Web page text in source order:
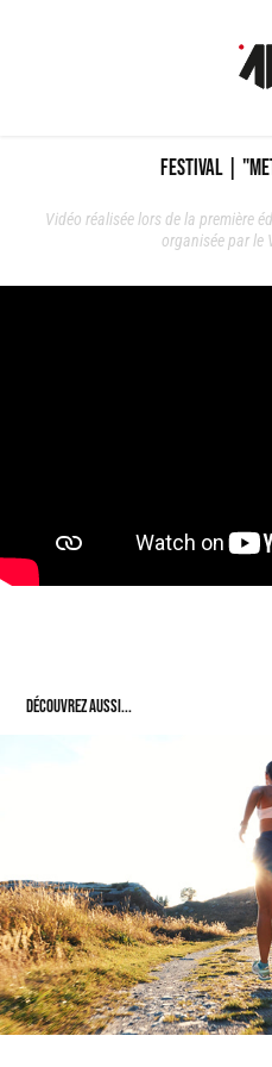
Festival |
Vidéo réalisée lors de la première
organisée par le
Découvrez aussi...
Outdoor | Trail